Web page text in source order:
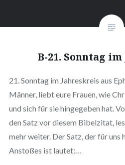
B-21. Sonntag
21. Sonntag im Jahreskreis aus
Männer, liebt eure Frauen, wie
und sich für sie hingegeben hat.
den Satz vor diesem Bibelzitat,
mehr weiter. Der Satz, der für uns
Anstoßes ist lautet:…